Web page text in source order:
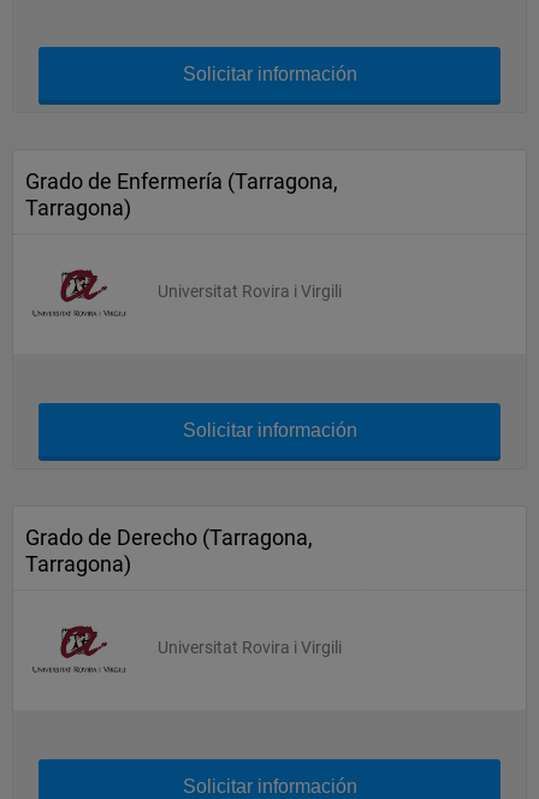
Solicitar información
Grado de Enfermería (Tarragona,
Tarragona)
Universitat Rovira i Virgili
Solicitar información
Grado de Derecho (Tarragona,
Tarragona)
Universitat Rovira i Virgili
Solicitar información